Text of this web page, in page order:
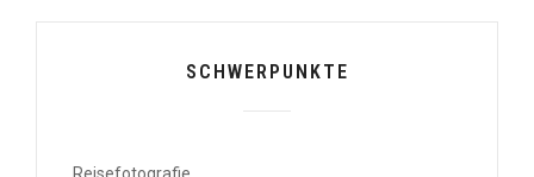
SCHWERPUNKTE
Reisefotografie